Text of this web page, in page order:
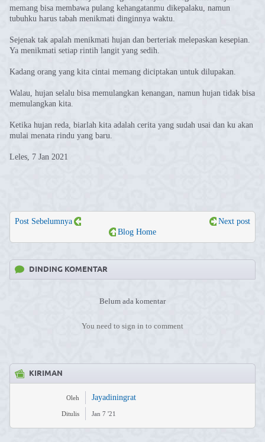
memang bisa membawa pulang kehangatanmu dikepalaku, namun
tubuhku harus tabah menikmati dinginnya waktu.
Sejenak tak apalah menikmati hujan dan berteriak melepaskan kesepian.
Ya menikmati setiap rintih langit yang sedih.
Kadang orang yang kita cintai memang diciptakan untuk dilupakan.
Walau, hujan selalu bisa memulangkan kenangan, namun hujan tidak bisa
memulangkan kita.
Ketika hujan reda, biarlah kita adalah cerita yang sudah usai dan ku akan
mulai menata rindu yang baru.
Leles, 7 Jan 2021
Post Sebelumnya
Next post
Blog Home
DINDING KOMENTAR
Belum ada komentar
You need to sign in to comment
KIRIMAN
Oleh Jayadiningrat
Ditulis Jan 7 '21